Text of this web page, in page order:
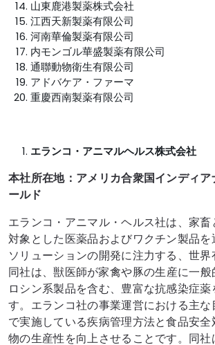
山東鹿港製薬株式会社
江西天新製薬有限公司
河南華倫製薬有限公司
内モンゴル華盛製薬有限公司
通聯動物衛生有限公司
アドバケア・ファーマ
重慶西南製薬有限公司
エランコ・アニマルヘルス株式会社
本社所在地：アメリカ合衆国インディア
ールド
エランコ・アニマル・ヘルス社は、家畜
対象とした医薬品およびワクチン製品
ソリューションの開発に注力する、世界
同社は、獣医師が家禽や​​豚の生産に一般
ロシン系製品を含む、豊富な抗感染症薬
す。エランコ社の事業運営における主
で実施している疾病管理方法と食品安全
物の生産性を向上させることです。同社